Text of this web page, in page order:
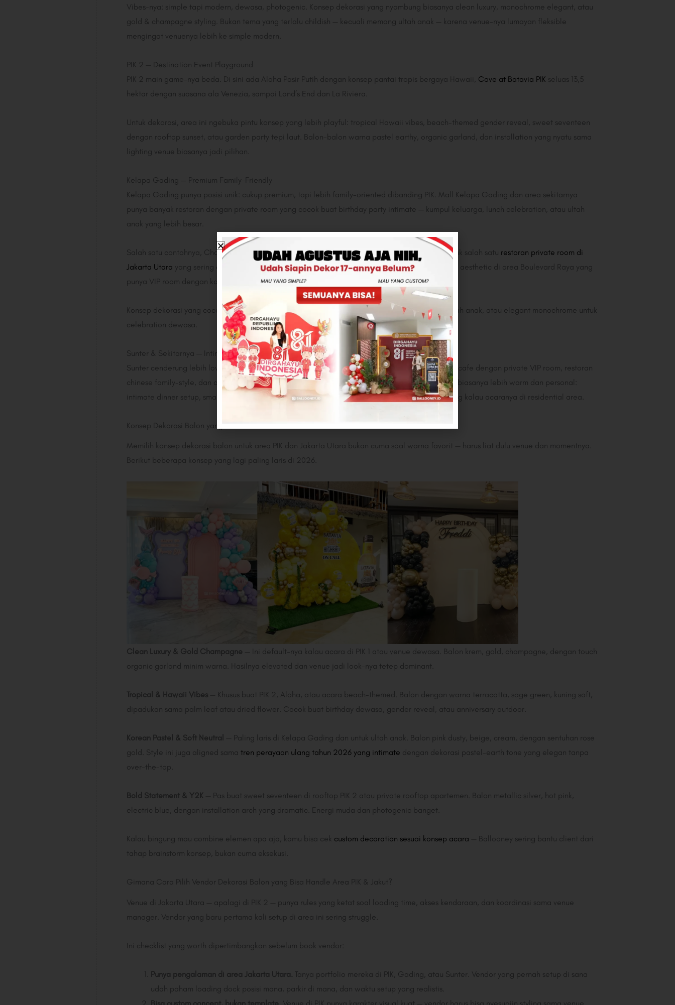
Vibes-nya: simple tapi modern, dewasa, photogenic. Konsep dekorasi yang nyambung biasanya clean luxury, monochrome elegant, atau
gold & champagne styling. Bukan tema yang terlalu childish — kecuali memang ultah anak — karena venue-nya lumayan fleksible
mengingat venuenya lebih ke simple modern.
PIK 2 — Destination Event Playground
PIK 2 main game-nya beda. Di sini ada Aloha Pasir Putih dengan konsep pantai tropis bergaya Hawaii, Cove at Batavia PIK seluas 13,5
hektar dengan suasana ala Venezia, sampai Land’s End dan La Riviera.
Untuk dekorasi, area ini ngebuka pintu konsep yang lebih playful: tropical Hawaii vibes, beach-themed gender reveal, sweet seventeen
dengan rooftop sunset, atau garden party tepi laut. Balon-balon warna pastel earthy, organic garland, dan installation yang nyatu sama
lighting venue biasanya jadi pilihan.
Kelapa Gading — Premium Family-Friendly
Kelapa Gading punya posisi unik: cukup premium, tapi lebih family-oriented dibanding PIK. Mall Kelapa Gading dan area sekitarnya
punya banyak restoran dengan private room yang cocok buat birthday party intimate — kumpul keluarga, lunch celebration, atau ultah
anak yang lebih besar.
Salah satu contohnya, Chanba di GAFOY MKG dengan nuansa desa Jepang yang estetik termasuk salah satu restoran private room di
Jakarta Utara yang sering dipakai untuk acara. Selain itu ada Mornington dan beberapa restoran aesthetic di area Boulevard Raya yang
punya VIP room dengan kapasitas variatif.
Konsep dekorasi yang cocok: Korean pastel, soft neutral tone, character premium setup untuk ultah anak, atau elegant monochrome untuk
celebration dewasa.
Sunter & Sekitarnya — Intimate Low-Key Option
Sunter cenderung lebih low-profile dibanding PIK dan Gading, tapi punya banyak hidden gem — cafe dengan private VIP room, restoran
chinese family-style, dan apartment lobby yang sering dipakai buat surprise birthday. Konsepnya biasanya lebih warm dan personal:
intimate dinner setup, small backdrop dengan organic balloon garland, atau home birthday styling kalau acaranya di residential area.
Konsep Dekorasi Balon yang Cocok Buat Vibe PIK & Jakut
Memilih konsep dekorasi balon untuk area PIK dan Jakarta Utara bukan cuma soal warna favorit — harus liat dulu venue dan momentnya.
Berikut beberapa konsep yang lagi paling laris di 2026.
Clean Luxury & Gold Champagne — Ini default-nya kalau acara di PIK 1 atau venue dewasa. Balon krem, gold, champagne, dengan touch
organic garland minim warna. Hasilnya elevated dan venue jadi look-nya tetep dominant.
Tropical & Hawaii Vibes — Khusus buat PIK 2, Aloha, atau acara beach-themed. Balon dengan warna terracotta, sage green, kuning soft,
dipadukan sama palm leaf atau dried flower. Cocok buat birthday dewasa, gender reveal, atau anniversary outdoor.
Korean Pastel & Soft Neutral
— Paling laris di Kelapa Gading dan untuk ultah anak. Balon pink dusty, beige, cream, dengan sentuhan rose
gold. Style ini juga aligned sama tren perayaan ulang tahun 2026 yang intimate dengan dekorasi pastel-earth tone yang elegan tanpa
over-the-top.
Bold Statement & Y2K — Pas buat sweet seventeen di rooftop PIK 2 atau private rooftop apartemen. Balon metallic silver, hot pink,
electric blue, dengan installation arch yang dramatic. Energi muda dan photogenic banget.
Kalau bingung mau combine elemen apa aja, kamu bisa cek custom decoration sesuai konsep acara — Ballooney sering bantu client dari
tahap brainstorm konsep, bukan cuma eksekusi.
Gimana Cara Pilih Vendor Dekorasi Balon yang Bisa Handle Area PIK & Jakut?
Venue di Jakarta Utara — apalagi di PIK 2 — punya rules yang ketat soal loading time, akses kendaraan, dan koordinasi sama venue
manager. Vendor yang baru pertama kali setup di area ini sering struggle.
Ini checklist yang worth dipertimbangkan sebelum book vendor:
Punya pengalaman di area Jakarta Utara. Tanya portfolio mereka di PIK, Gading, atau Sunter. Vendor yang pernah setup di sana
udah paham loading dock posisi mana, parkir di mana, dan waktu setup yang realistis.
Bisa custom concept, bukan template. Venue di PIK punya karakter visual kuat — vendor harus bisa nyesuaiin styling sama venue,